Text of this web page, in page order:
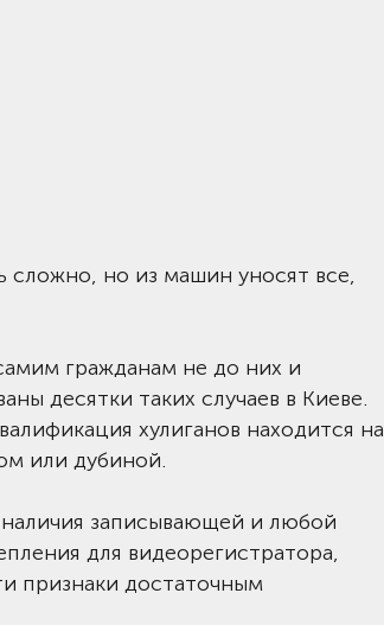
сложно, но из машин уносят все,
гражданам не до них и
десятки таких случаев в Киеве.
хулиганов находится на
или дубиной.
записывающей и любой
для видеорегистратора,
признаки достаточным